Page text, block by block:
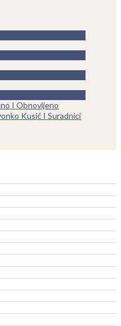
I Obnovljeno
Kusić I Suradnici